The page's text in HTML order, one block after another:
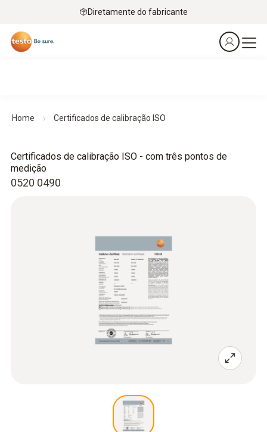
Diretamente do fabricante
Home Certificados de calibração ISO
0520 0490
Certificados de calibração ISO - com três pontos de
medição